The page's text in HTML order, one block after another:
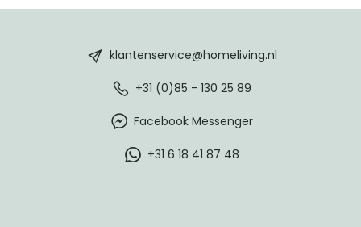
klantenservice@homeliving.nl
+31 (0)85 - 130 25 89
Facebook Messenger
+31 6 18 41 87 48